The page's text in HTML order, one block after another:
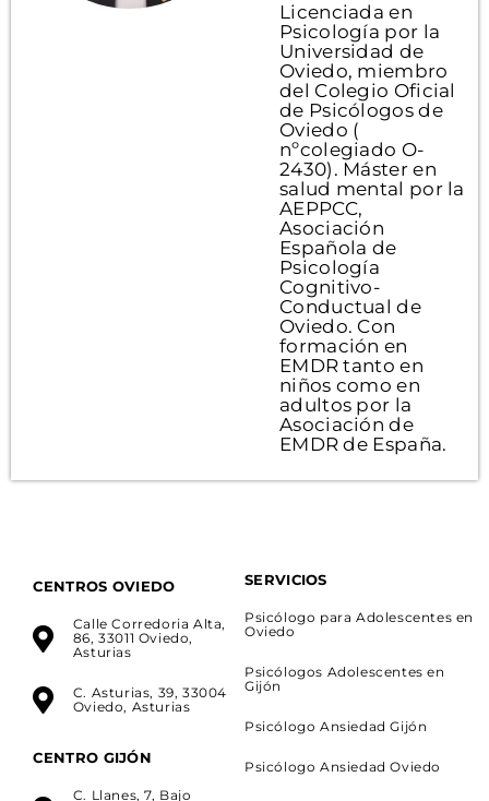
Licenciada en
Psicología por la
Universidad de
Oviedo, miembro
del Colegio Oficial
de Psicólogos de
Oviedo (
nºcolegiado O-
2430). Máster en
salud mental por la
AEPPCC,
Asociación
Española de
Psicología
Cognitivo-
Conductual de
Oviedo. Con
formación en
EMDR tanto en
niños como en
adultos por la
Asociación de
EMDR de España.
CENTROS OVIEDO
Calle Corredoria Alta,
86, 33011 Oviedo,
Asturias
C. Asturias, 39, 33004
Oviedo, Asturias
CENTRO GIJÓN
C. Llanes, 7, Bajo
SERVICIOS
Psicólogo para Adolescentes en
Oviedo
Psicólogos Adolescentes en
Gijón
Psicólogo Ansiedad Gijón
Psicólogo Ansiedad Oviedo